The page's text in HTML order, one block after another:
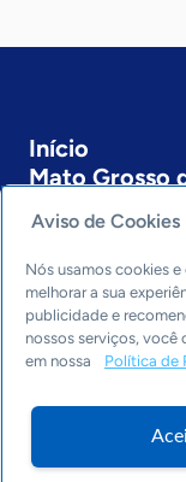
Início
Mato Grosso
Sobre a ASN
Últimas
Entre em
Editorias
Economia &
Inovação &
Cultura
Arquivo
Aviso de Cookies
Nós usamos cookies
melhorar a sua
publicidade e
nossos serviços,
em nossa
Política de